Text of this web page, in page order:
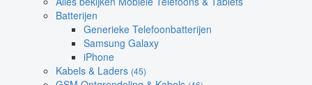
Batterijen
Generieke Telefoonbatterijen
Samsung Galaxy
iPhone
Kabels & Laders (45)